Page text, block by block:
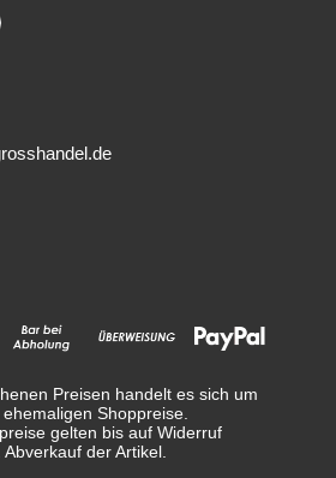
Preisen handelt es sich um
Shoppreise.
gelten bis auf Widerruf
Abverkauf der Artikel.